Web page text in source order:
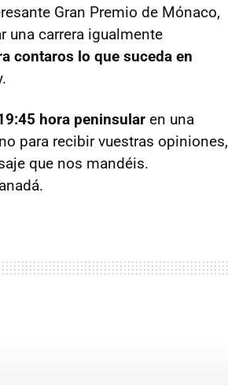
Gran Premio de Mónaco,
una carrera igualmente
contaros lo que suceda en
hora peninsular en una
para recibir vuestras opiniones,
que nos mandéis.